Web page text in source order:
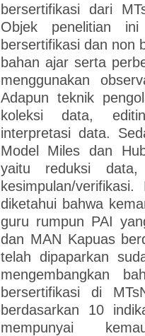
bersertifikasi dari
Objek penelitian
bersertifikasi dan non
bahan ajar serta
menggunakan
Adapun teknik
koleksi data,
interpretasi data.
Model Miles dan
yaitu reduksi
kesimpulan/
diketahui bahwa
guru rumpun PAI
dan MAN Kapuas
telah dipaparkan
mengembangkan
bersertifikasi di
berdasarkan 10
mempunyai